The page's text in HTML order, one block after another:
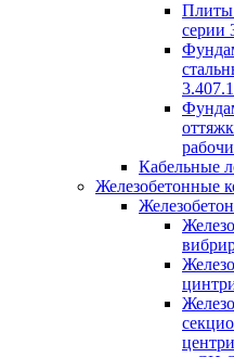
Плиты
серии
Кабельные
Железобетонные